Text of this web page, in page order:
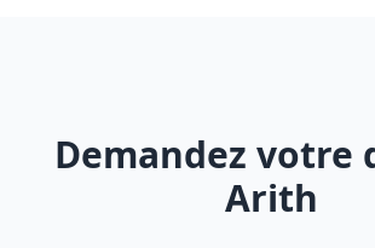
Demandez votre
Arith